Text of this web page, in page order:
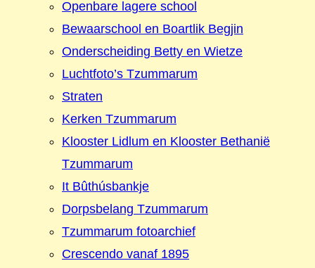
Openbare lagere school
Bewaarschool en Boartlik Begjin
Onderscheiding Betty en Wietze
Luchtfoto’s Tzummarum
Straten
Kerken Tzummarum
Klooster Lidlum en Klooster Bethanië
Tzummarum
It Bûthúsbankje
Dorpsbelang Tzummarum
Tzummarum fotoarchief
Crescendo vanaf 1895